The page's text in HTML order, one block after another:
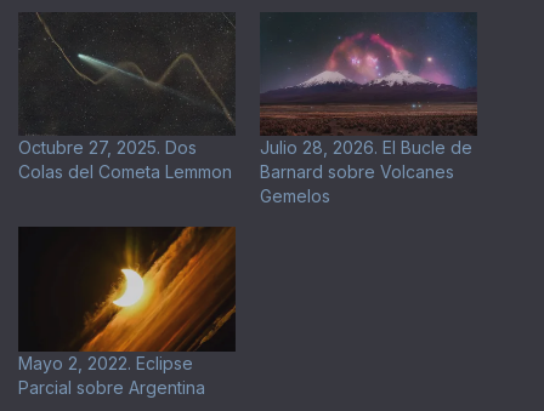
Octubre 27, 2025. Dos
Colas del Cometa Lemmon
Julio 28, 2026. El Bucle de
Barnard sobre Volcanes
Gemelos
Mayo 2, 2022. Eclipse
Parcial sobre Argentina